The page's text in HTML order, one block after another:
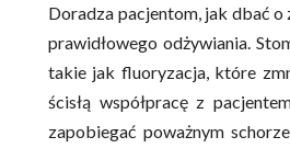
Doradza pacjentom, jak dbać
prawidłowego odżywiania.
takie jak fluoryzacja, które
ścisłą współpracę z
zapobiegać poważnym